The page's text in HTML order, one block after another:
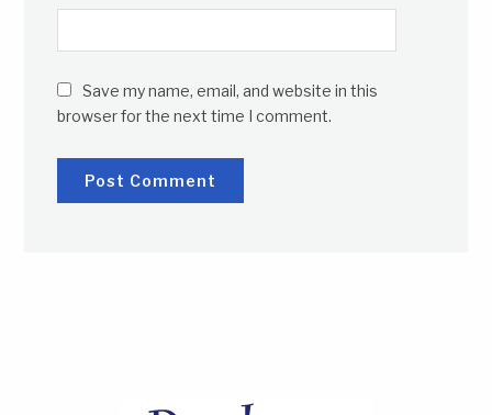
Save my name, email, and website in this
browser for the next time I comment.